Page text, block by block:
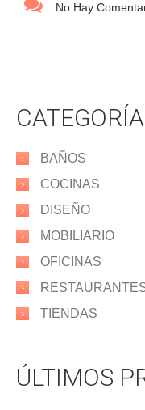
No Hay
BAÑOS
COCINAS
DISEÑO
MOBILIARIO
OFICINAS
TIENDAS
ÚLTIMOS